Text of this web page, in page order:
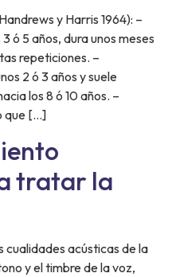
y Harris 1964): –
ó 5 años, dura unos meses
repeticiones. –
2 ó 3 años y suele
los 8 ó 10 años. –
que […]
tratar la
cualidades acústicas de la
y el timbre de la voz,